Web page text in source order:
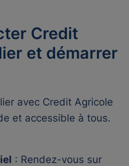
Credit
et démarrer
avec Credit Agricole
et accessible à tous.
: Rendez-vous sur